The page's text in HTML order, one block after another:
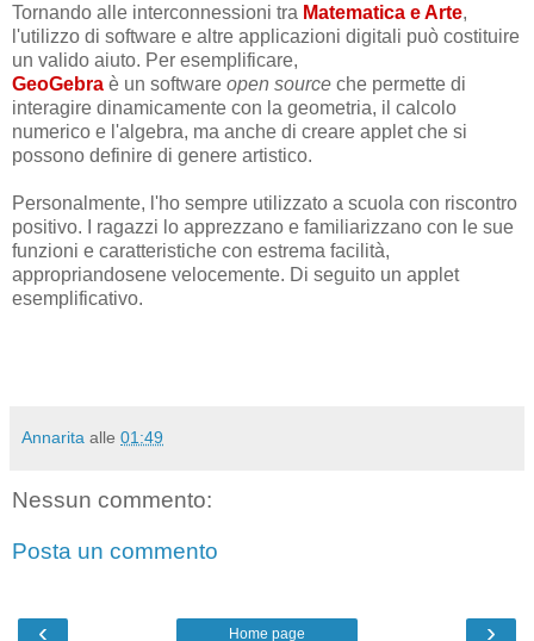
Tornando alle interconnessioni tra Matematica e Arte,
l'utilizzo di software e altre applicazioni digitali può costituire
un valido aiuto. Per esemplificare,
GeoGebra è un software open source che permette di
interagire dinamicamente con la geometria, il calcolo
numerico e l'algebra, ma anche di creare applet che si
possono definire di genere artistico.
Personalmente, l'ho sempre utilizzato a scuola con riscontro
positivo. I ragazzi lo apprezzano e familiarizzano con le sue
funzioni e caratteristiche con estrema facilità,
appropriandosene velocemente. Di seguito un applet
esemplificativo.
Annarita alle 01:49
Nessun commento:
Posta un commento
‹ ›
Home page